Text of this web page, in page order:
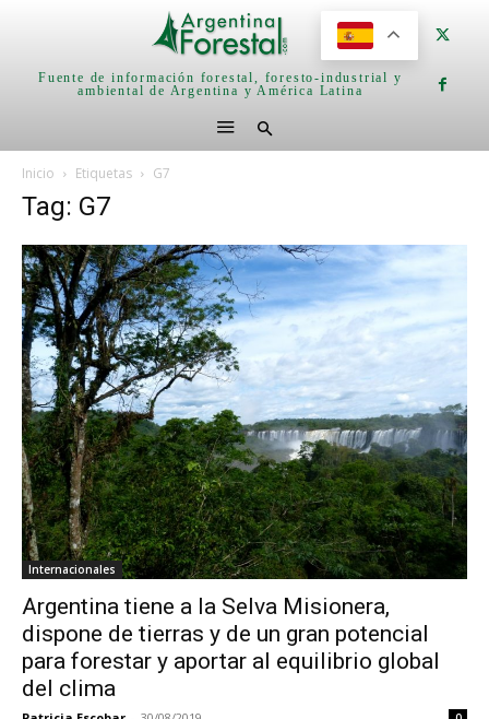
Fuente de información forestal, foresto-industrial y
ambiental de Argentina y América Latina
Inicio Etiquetas G7
Tag: G7
Internacionales
Argentina tiene a la Selva Misionera,
dispone de tierras y de un gran potencial
para forestar y aportar al equilibrio global
del clima